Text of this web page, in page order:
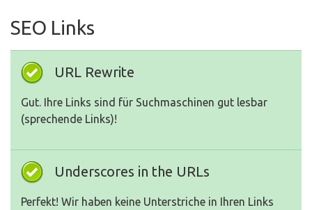
SEO Links
URL Rewrite
Gut. Ihre Links sind für Suchmaschinen gut lesbar
(sprechende Links)!
Underscores in the URLs
Perfekt! Wir haben keine Unterstriche in Ihren Links